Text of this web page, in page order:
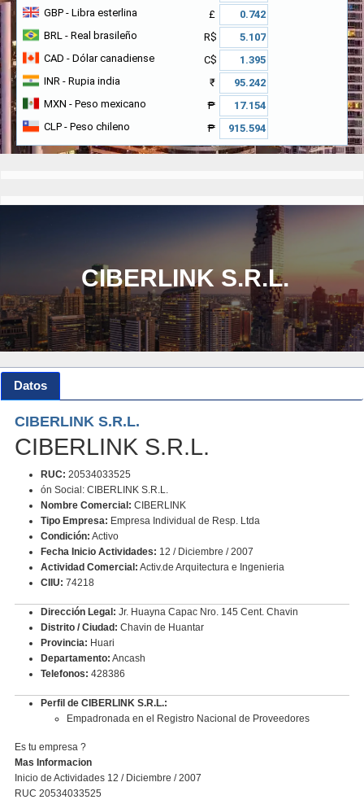
GBP - Libra esterlina
£
BRL - Real brasileño
R$
CAD - Dólar canadiense
C$
INR - Rupia india
₹
MXN - Peso mexicano
₱
CLP - Peso chileno ₱
CIBERLINK S.R.L.
Datos
CIBERLINK S.R.L.
CIBERLINK S.R.L.
RUC: 20534033525
ón Social: CIBERLINK S.R.L.
Nombre Comercial: CIBERLINK
Tipo Empresa: Empresa Individual de Resp. Ltda
Condición: Activo
Fecha Inicio Actividades: 12 / Diciembre / 2007
Actividad Comercial: Activ.de Arquitectura e Ingenieria
CIIU: 74218
Dirección Legal: Jr. Huayna Capac Nro. 145 Cent. Chavin
Distrito / Ciudad: Chavin de Huantar
Provincia: Huari
Departamento: Ancash
Telefonos: 428386
Perfil de CIBERLINK S.R.L.:
Empadronada en el Registro Nacional de Proveedores
Es tu empresa ?
Mas Informacion
Inicio de Actividades 12 / Diciembre / 2007
RUC 20534033525